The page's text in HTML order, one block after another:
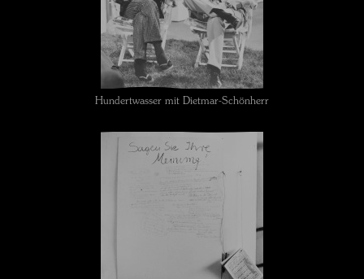
Hundertwasser mit Dietmar-Schönherr